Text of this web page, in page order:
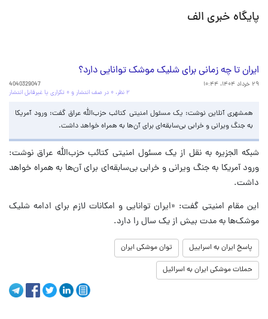
پایگاه خبری الف
ایران تا چه زمانی برای شلیک موشک‌ توانایی دارد؟
۲۹ خرداد ۱۴۰۴، ۱۰:۴۴
4040329047
۲ نظر، ۰ در صف انتشار و ۰ تکراری یا غیرقابل انتشار
همشهری آنلاین نوشت: یک مسئول امنیتی کتائب حزب‌الله عراق گفت: ورود آمریکا
به جنگ ویرانی و خرابی بی‌سابقه‌ای برای آن‌ها به همراه خواهد داشت.
شبکه الجزیره به نقل از یک مسئول امنیتی کتائب حزب‌الله عراق نوشت:
ورود آمریکا به جنگ ویرانی و خرابی بی‌سابقه‌ای برای آن‌ها به همراه خواهد
داشت.
این مقام امنیتی گفت: «ایران توانایی و امکانات لازم برای ادامه شلیک
موشک‌ها به مدت بیش از یک سال را دارد.
پاسخ ایران به اسراییل توان موشکی ایران
حملات موشکی ایران به اسرائیل